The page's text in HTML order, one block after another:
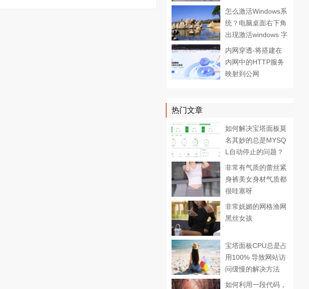
怎么激活Windows系
统？电脑桌面右下角
出现激活windows 字
样怎么去除？
内网穿透-将搭建在
内网中的HTTP服务
映射到公网
热门文章
如何解决宝塔面板莫
名其妙的总是MYSQ
L自动停止的问题？
非常有气质的蕾丝紧
身裤美女身材气质都
很哇塞呀
非常妩媚的网格渔网
黑丝女孩
宝塔面板CPU总是占
用100% 导致网站访
问缓慢的解决方法
如何利用一段代码，